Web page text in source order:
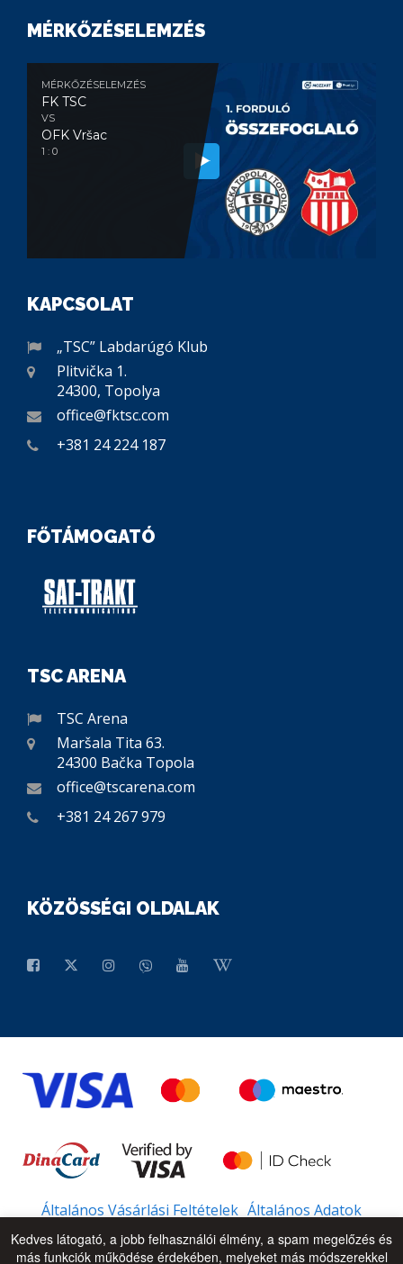
MÉRKŐZÉSELEMZÉS
MÉRKŐZÉSELEMZÉS
FK TSC
VS
OFK Vršac
1 : 0
KAPCSOLAT
„TSC” Labdarúgó Klub
Plitvička 1.
24300, Topolya
office@fktsc.com
+381 24 224 187
FŐTÁMOGATÓ
TSC ARENA
TSC Arena
Maršala Tita 63.
24300 Bačka Topola
office@tscarena.com
+381 24 267 979
KÖZÖSSÉGI OLDALAK
Általános Vásárlási Feltételek Általános Adatok
Kedves látogató, a jobb felhasználói élmény, a spam megelőzés és
más funkciók működése érdekében, melyeket más módszerekkel